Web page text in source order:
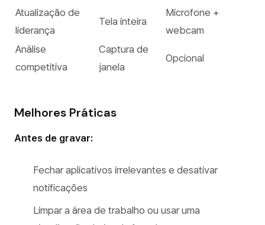
Atualização de
liderança
Tela inteira
Microfone +
webcam
Análise
competitiva
Captura de
janela
Opcional
Melhores Práticas
Antes de gravar:
Fechar aplicativos irrelevantes e desativar
notificações
Limpar a área de trabalho ou usar uma